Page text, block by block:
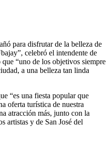
para disfrutar de la belleza de
celebró el intendente de
“uno de los objetivos siempre
a una belleza tan linda
“es una fiesta popular que
oferta turística de nuestra
atracción más, junto con la
artistas y de San José del